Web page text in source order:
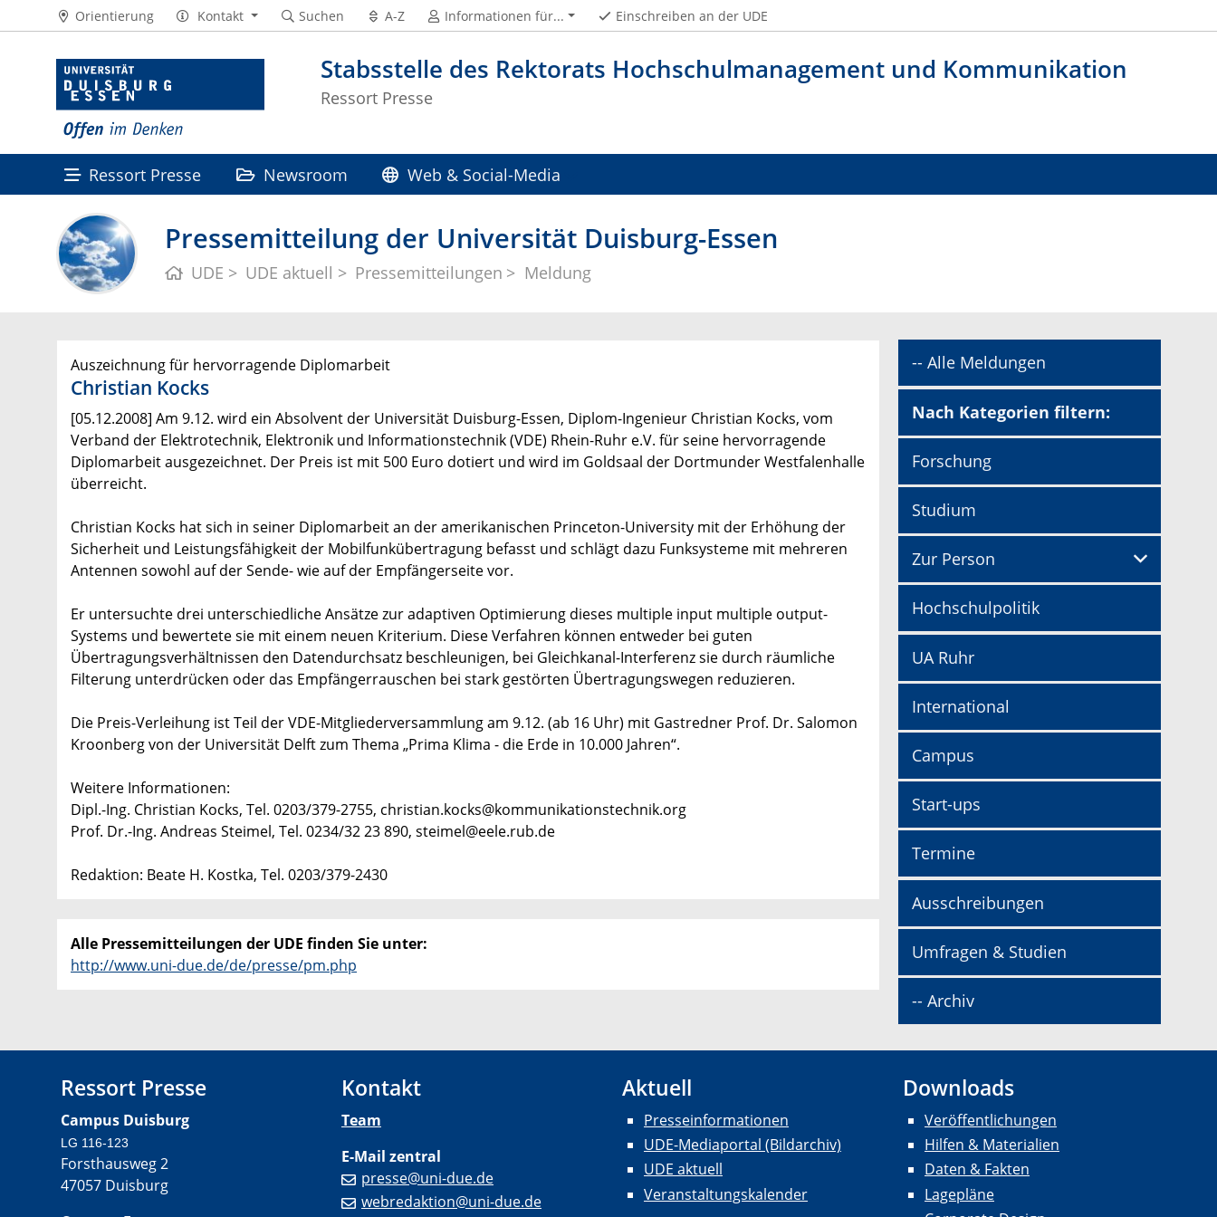
Stabsstelle des Rektorats Hochschulmanagement und Kommunikation
Ressort Presse
Orientierung Kontakt Suchen A-Z Informationen für... Einschreiben an der UDE
Ressort Presse Newsroom Web & Social-Media
Pressemitteilung der Universität Duisburg-Essen
UDE UDE aktuell Pressemitteilungen Meldung
Auszeichnung für hervorragende Diplomarbeit
Christian Kocks
[05.12.2008] Am 9.12. wird ein Absolvent der Universität Duisburg-Essen, Diplom-Ingenieur Christian Kocks, vom
Verband der Elektrotechnik, Elektronik und Informationstechnik (VDE) Rhein-Ruhr e.V. für seine hervorragende
Diplomarbeit ausgezeichnet. Der Preis ist mit 500 Euro dotiert und wird im Goldsaal der Dortmunder Westfalenhalle
überreicht.
Christian Kocks hat sich in seiner Diplomarbeit an der amerikanischen Princeton-University mit der Erhöhung der
Sicherheit und Leistungsfähigkeit der Mobilfunkübertragung befasst und schlägt dazu Funksysteme mit mehreren
Antennen sowohl auf der Sende- wie auf der Empfängerseite vor.
Er untersuchte drei unterschiedliche Ansätze zur adaptiven Optimierung dieses multiple input multiple output-
Systems und bewertete sie mit einem neuen Kriterium. Diese Verfahren können entweder bei guten
Übertragungsverhältnissen den Datendurchsatz beschleunigen, bei Gleichkanal-Interferenz sie durch räumliche
Filterung unterdrücken oder das Empfängerrauschen bei stark gestörten Übertragungswegen reduzieren.
Die Preis-Verleihung ist Teil der VDE-Mitgliederversammlung am 9.12. (ab 16 Uhr) mit Gastredner Prof. Dr. Salomon
Kroonberg von der Universität Delft zum Thema „Prima Klima - die Erde in 10.000 Jahren“.
Weitere Informationen:
Dipl.-Ing. Christian Kocks, Tel. 0203/379-2755, christian.kocks@kommunikationstechnik.org
Prof. Dr.-Ing. Andreas Steimel, Tel. 0234/32 23 890, steimel@eele.rub.de
Redaktion: Beate H. Kostka, Tel. 0203/379-2430
Alle Pressemitteilungen der UDE finden Sie unter:
http://www.uni-due.de/de/presse/pm.php
-- Alle Meldungen
Nach Kategorien filtern:
Forschung
Studium
Zur Person
Hochschulpolitik
UA Ruhr
International
Campus
Start-ups
Termine
Ausschreibungen
Umfragen & Studien
-- Archiv
Ressort Presse
Campus Duisburg
LG 116-123
Forsthausweg 2
47057 Duisburg
Kontakt
Team
E-Mail zentral
presse@uni-due.de
webredaktion@uni-due.de
Aktuell
Presseinformationen
UDE-Mediaportal (Bildarchiv)
UDE aktuell
Veranstaltungskalender
Downloads
Veröffentlichungen
Hilfen & Materialien
Daten & Fakten
Lagepläne